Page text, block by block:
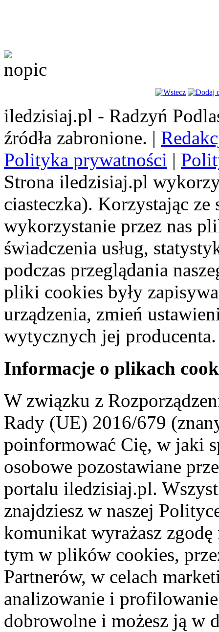
iledzisiaj.pl - Radzyń
źródła zabronione. |
Polityka prywatności |
Strona iledzisiaj.pl
ciasteczka). Korzystając
wykorzystanie przez nas
świadczenia usług,
podczas przeglądania
pliki cookies były
urządzenia, zmień
wytycznych jej producenta.
Informacje o plikach
W związku z
Rady (UE) 2016/679
poinformować Cię, w jaki
osobowe pozostawiane
portalu iledzisiaj.pl.
znajdziesz w naszej
komunikat wyrażasz
tym w plików cookies,
Partnerów, w celach
analizowanie i
dobrowolne i możesz ją w